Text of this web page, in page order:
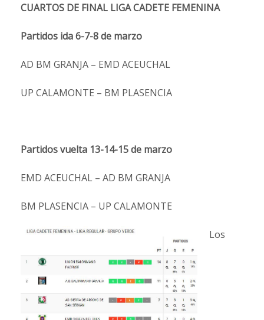
CUARTOS DE FINAL LIGA CADETE FEMENINA
Partidos ida 6-7-8 de marzo
AD BM GRANJA – EMD ACEUCHAL
UP CALAMONTE – BM PLASENCIA
Partidos vuelta 13-14-15 de marzo
EMD ACEUCHAL – AD BM GRANJA
BM PLASENCIA – UP CALAMONTE
Los